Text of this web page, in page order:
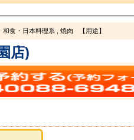
和食・日本料理系 , 焼肉 【用途】
店)